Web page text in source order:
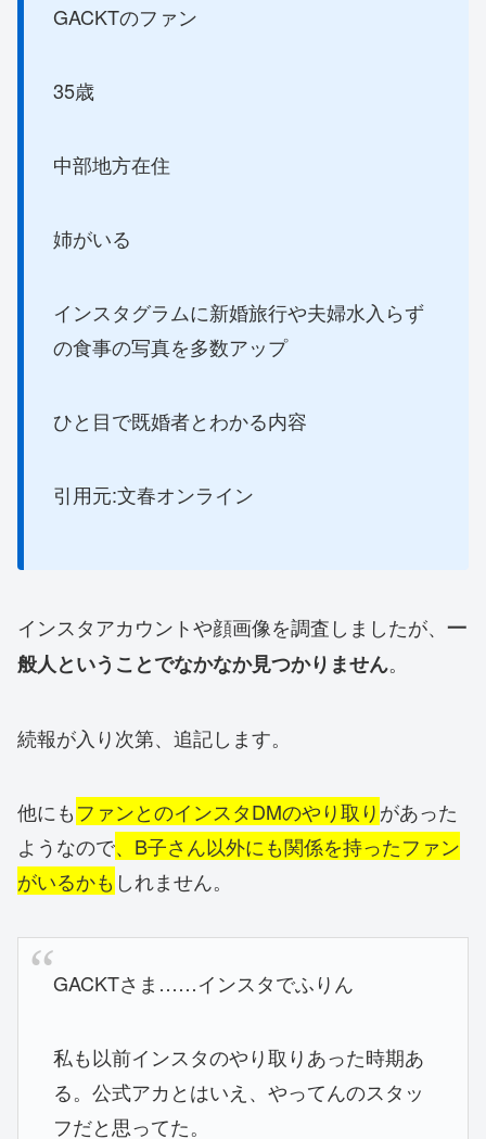
GACKTのファン
35歳
中部地方在住
姉がいる
インスタグラムに新婚旅行や夫婦水入らず
の食事の写真を多数アップ
ひと目で既婚者とわかる内容
引用元:文春オンライン
インスタアカウントや顔画像を調査しましたが、 一
般人ということでなかなか見つかりません。
続報が入り次第、追記します。
他にもファンとのインスタDMのやり取りがあった
ようなので、B子さん以外にも関係を持ったファン
がいるかも しれません。
GACKTさま……インスタでふりん
私も以前インスタのやり取りあった時期あ
る。公式アカとはいえ、やってんのスタッ
フだと思ってた。